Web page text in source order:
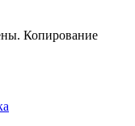
Копирование